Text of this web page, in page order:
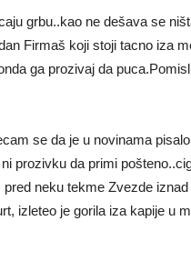
grbu..kao ne dešava se
Firmaš koji stoji tacno iza
ga prozivaj da
se da je u novinama
prozivku da primi
neku tekme Zvezde
izleteo je gorila iza kapije u